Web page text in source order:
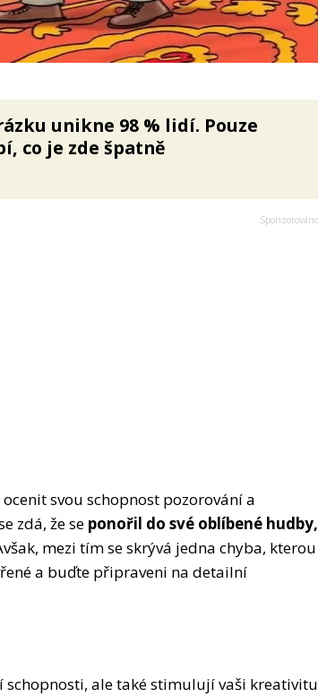
unikne 98 % lidí. Pouze
co je zde špatně
svou schopnost pozorování a
zdá, že se ponořil do své oblíbené hudby,
mezi tím se skrývá jedna chyba, kterou
a buďte připraveni na detailní
ale také stimulují vaši kreativitu